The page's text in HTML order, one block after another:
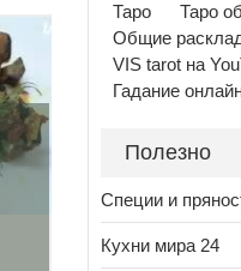
Таро
Таро
Общие
VIS tarot на
Гадание
Полезно
Специи и
Кухни мира 24